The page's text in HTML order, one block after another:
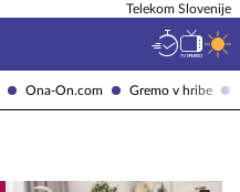
Ona-On.com Gremo v hribe
Telekom Slovenije